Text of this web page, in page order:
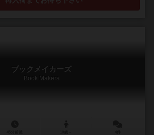
ブックメイカーズ
Book Makers